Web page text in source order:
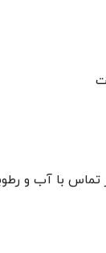
تماس با آب و